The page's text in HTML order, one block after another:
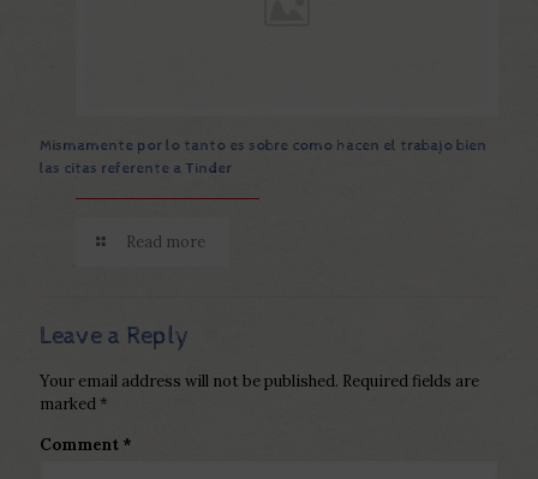
Mismamente por lo tanto es sobre como hacen el trabajo bien
las citas referente a Tinder
Read more
Leave a Reply
Your email address will not be published. Required fields are
marked *
Comment *